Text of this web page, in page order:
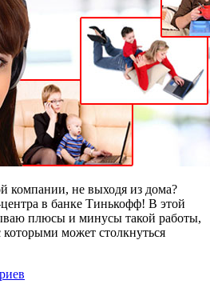
компании, не выходя из дома?
в банке Тинькофф! В этой
плюсы и минусы такой работы,
может столкнуться